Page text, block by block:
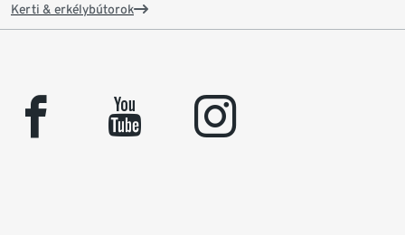
Kerti & erkélybútorok
facebook youtube instagram